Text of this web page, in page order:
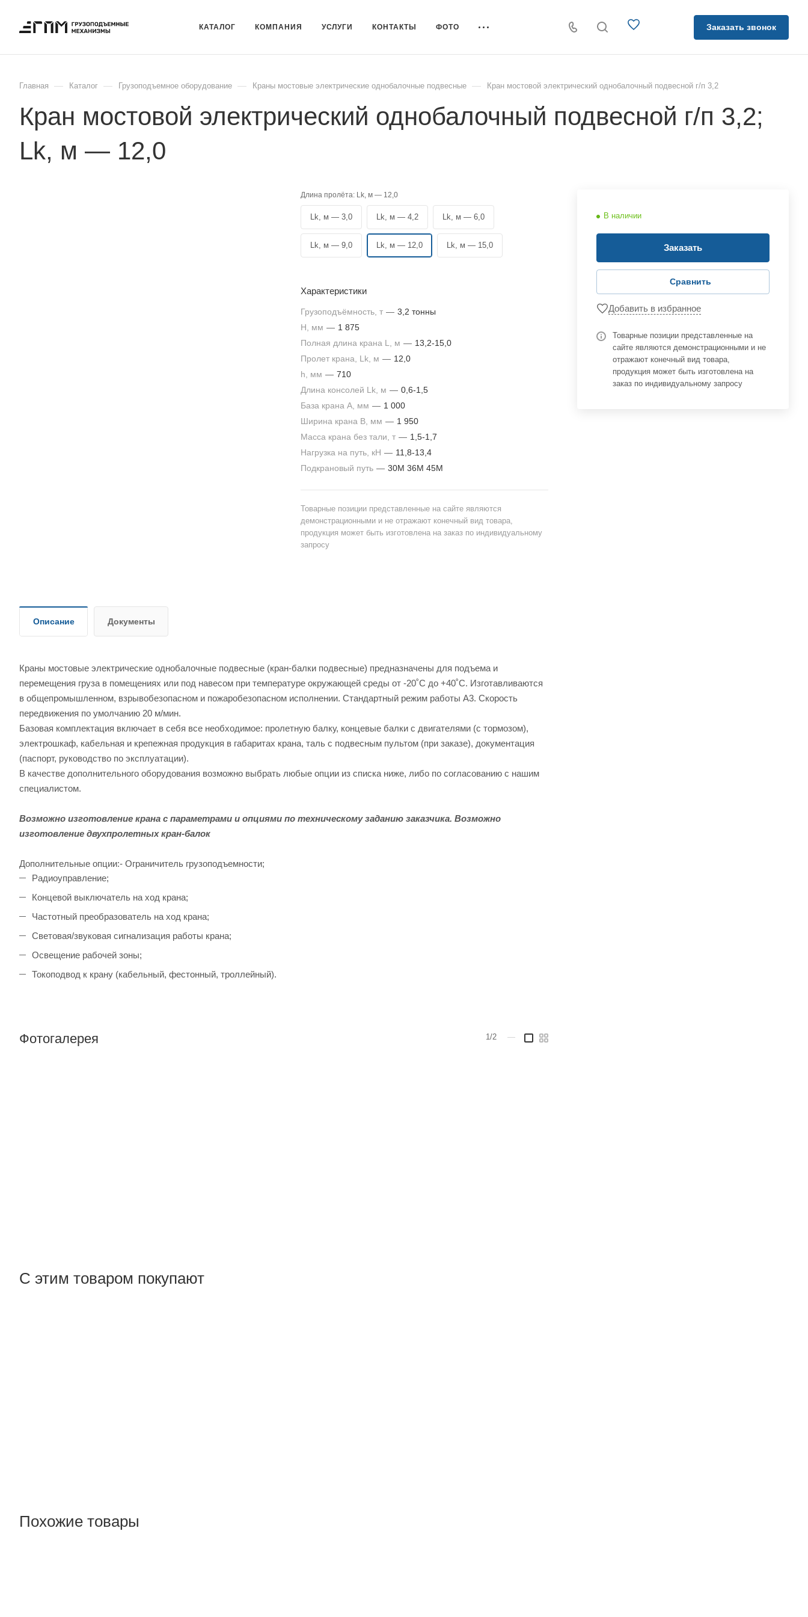
КАТАЛОГ КОМПАНИЯ УСЛУГИ КОНТАКТЫ ФОТО Заказать звонок
Главная — Каталог — Грузоподъемное оборудование — Краны мостовые электрические однобалочные подвесные — Кран мостовой электрический однобалочный подвесной г/п 3,2
Кран мостовой электрический однобалочный подвесной г/п 3,2;
Lk, м — 12,0
В наличии
Заказать
Сравнить
Добавить в избранное
Товарные позиции представленные на
сайте являются демонстрационными и не
отражают конечный вид товара,
продукция может быть изготовлена на
заказ по индивидуальному запросу
Длина пролёта: Lk, м — 12,0
Lk, м — 3,0 Lk, м — 4,2 Lk, м — 6,0
Lk, м — 9,0 Lk, м — 12,0 Lk, м — 15,0
Характеристики
Грузоподъёмность, т — 3,2 тонны
H, мм — 1 875
Полная длина крана L, м — 13,2-15,0
Пролет крана, Lk, м — 12,0
h, мм — 710
Длина консолей Lk, м — 0,6-1,5
База крана А, мм — 1 000
Ширина крана В, мм — 1 950
Масса крана без тали, т — 1,5-1,7
Нагрузка на путь, кН — 11,8-13,4
Подкрановый путь — 30М 36М 45М
Товарные позиции представленные на сайте являются
демонстрационными и не отражают конечный вид товара,
продукция может быть изготовлена на заказ по индивидуальному
запросу
Описание Документы
Краны мостовые электрические однобалочные подвесные (кран-балки подвесные) предназначены для подъема и
перемещения груза в помещениях или под навесом при температуре окружающей среды от -20˚С до +40˚С. Изготавливаются
в общепромышленном, взрывобезопасном и пожаробезопасном исполнении. Стандартный режим работы А3. Скорость
передвижения по умолчанию 20 м/мин.
Базовая комплектация включает в себя все необходимое: пролетную балку, концевые балки с двигателями (с тормозом),
электрошкаф, кабельная и крепежная продукция в габаритах крана, таль с подвесным пультом (при заказе), документация
(паспорт, руководство по эксплуатации).
В качестве дополнительного оборудования возможно выбрать любые опции из списка ниже, либо по согласованию с нашим
специалистом.
Возможно изготовление крана с параметрами и опциями по техническому заданию заказчика. Возможно
изготовление двухпролетных кран-балок
Дополнительные опции:- Ограничитель грузоподъемности;
Радиоуправление;
Концевой выключатель на ход крана;
Частотный преобразователь на ход крана;
Световая/звуковая сигнализация работы крана;
Освещение рабочей зоны;
Токоподвод к крану (кабельный, фестонный, троллейный).
Фотогалерея 1/2 —
С этим товаром покупают
Похожие товары